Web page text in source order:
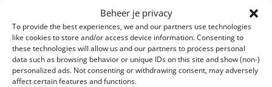
Beheer je privacy
To provide the best experiences, we and our partners use technologies
like cookies to store and/or access device information. Consenting to
these technologies will allow us and our partners to process personal
data such as browsing behavior or unique IDs on this site and show (non-)
personalized ads. Not consenting or withdrawing consent, may adversely
affect certain features and functions.